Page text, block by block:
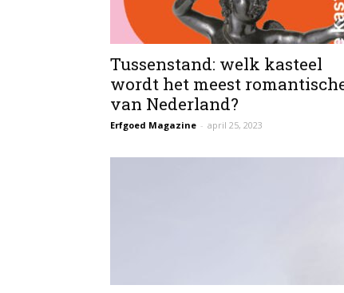
Tussenstand: welk kasteel
wordt het meest
van Nederland?
Erfgoed Magazine - april 25, 2023